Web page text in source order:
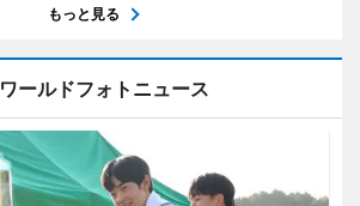
もっと見る
ワールドフォトニュース